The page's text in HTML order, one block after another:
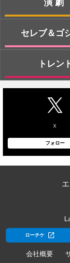
演劇
セレブ＆ゴ
トレン
X
フォロー
ローチケ
会社概要